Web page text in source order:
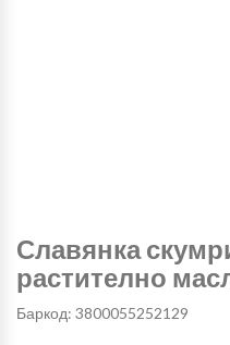
Славянка
растително
Баркод: 3800055252129